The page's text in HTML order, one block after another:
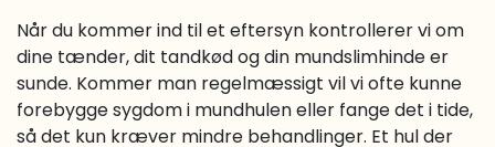
Når du kommer ind til et eftersyn kontrollerer vi om
dine tænder, dit tandkød og din mundslimhinde er
sunde. Kommer man regelmæssigt vil vi ofte kunne
forebygge sygdom i mundhulen eller fange det i tide,
så det kun kræver mindre behandlinger. Et hul der